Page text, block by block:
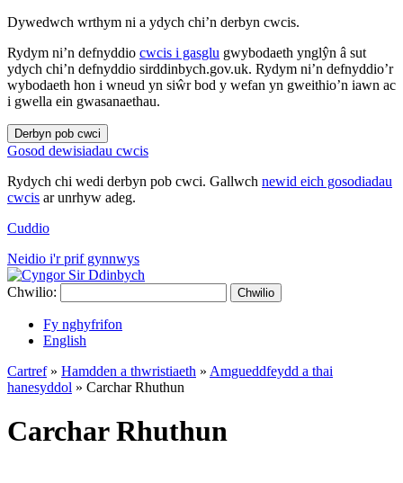
Dywedwch wrthym ni a ydych chi’n derbyn cwcis.
Rydym ni’n defnyddio cwcis i gasglu gwybodaeth ynglŷn â sut
ydych chi’n defnyddio sirddinbych.gov.uk. Rydym ni’n defnyddio’r
wybodaeth hon i wneud yn siŵr bod y wefan yn gweithio’n iawn ac
i gwella ein gwasanaethau.
Derbyn pob cwci
Gosod dewisiadau cwcis
Rydych chi wedi derbyn pob cwci. Gallwch newid eich gosodiadau
cwcis ar unrhyw adeg.
Cuddio
Neidio i'r prif gynnwys
Chwilio: Chwilio
Fy nghyfrifon
English
Cartref» Hamdden a thwristiaeth » Amgueddfeydd a thai
hanesyddol » Carchar Rhuthun
Carchar Rhuthun